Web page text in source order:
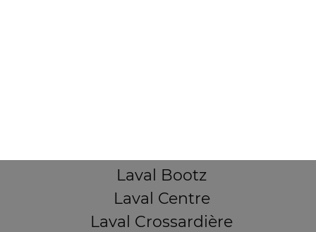
Laval Bootz
Laval Centre
Laval Crossardière